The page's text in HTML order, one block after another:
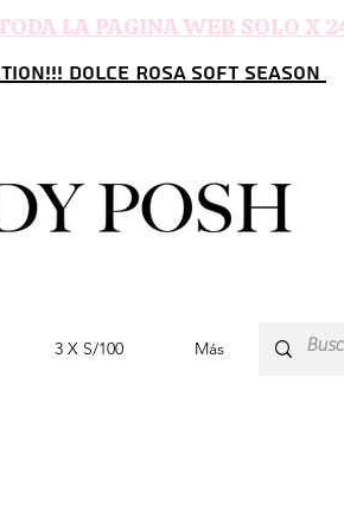
LA PAGINA WEB SOLO X
DOLCE ROSA SOFT SEASON
3 X S/100 Más